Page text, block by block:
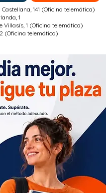
Castellana, 141 (Oficina telemática)
1
Villasís, 1 (Oficina telemática)
(Oficina telemática)